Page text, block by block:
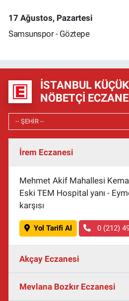
17 Ağustos, Pazartesi
Samsunspor - Göztepe
İSTANBUL
NÖBETÇI
İrem Eczanesi
Mehmet Akif Mahallesi
Eski TEM Hospital yanı -
karşısı
Yol Tarifi Al 0 (212)
Akçay Eczanesi
Mevlana Bozkır Eczanesi